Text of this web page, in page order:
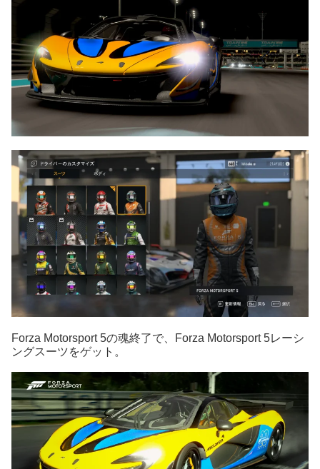
Forza Motorsport 5の魂終了で、Forza Motorsport 5レーシ
ングスーツをゲット。